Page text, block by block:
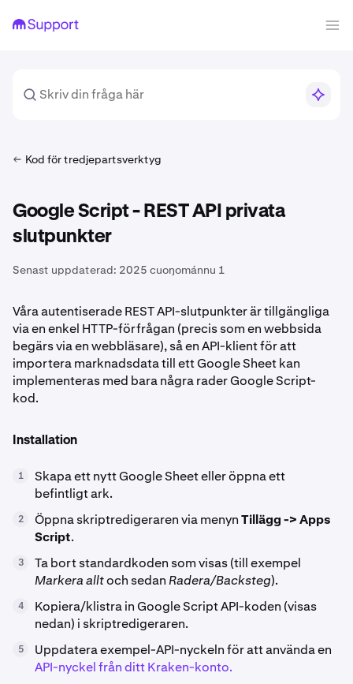
Kod för tredjepartsverktyg
Google Script - REST API privata
slutpunkter
Senast uppdaterad: 2025 cuoŋománnu 1
Våra autentiserade REST API-slutpunkter är tillgängliga
via en enkel HTTP-förfrågan (precis som en webbsida
begärs via en webbläsare), så en API-klient för att
importera marknadsdata till ett Google Sheet kan
implementeras med bara några rader Google Script-
kod.
Installation
1
Skapa ett nytt Google Sheet eller öppna ett
befintligt ark.
2 Öppna skriptredigeraren via menynTillägg -> Apps
Script.
3
Ta bort standardkoden som visas (till exempel
Markera alltoch sedanRadera/Backsteg).
4
Kopiera/klistra in Google Script API-koden (visas
nedan) i skriptredigeraren.
5
Uppdatera exempel-API-nyckeln för att använda en
API-nyckel från ditt Kraken-konto.